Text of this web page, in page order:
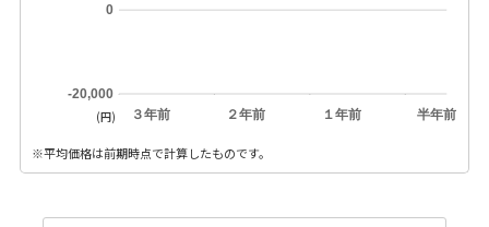
３年前 ２年前 １年前 半年前
-20,000
0
(円)
※平均価格は前期時点で計算したものです。